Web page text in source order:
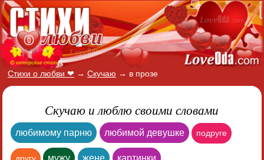
Стихи о любви ❤ → Скучаю → в прозе
Скучаю и люблю своими словами
любимому парню любимой девушке подруге
другу мужу жене картинки